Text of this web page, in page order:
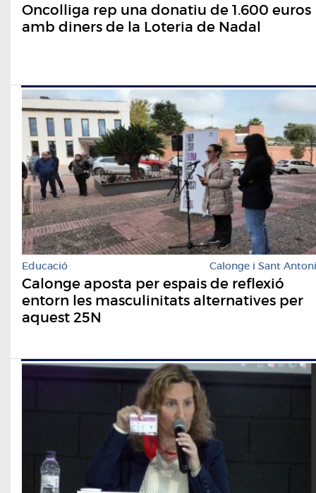
Oncolliga rep una donatiu de 1.600 euros
amb diners de la Loteria de Nadal
Educació Calonge i Sant Antoni
Calonge aposta per espais de reflexió
entorn les masculinitats alternatives per
aquest 25N